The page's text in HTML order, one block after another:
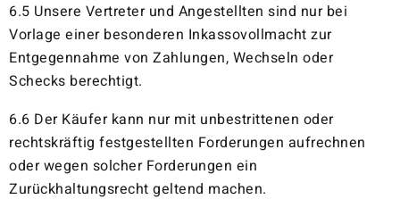
6.5 Unsere Vertreter und Angestellten sind nur bei
Vorlage einer besonderen Inkassovollmacht zur
Entgegennahme von Zahlungen, Wechseln oder
Schecks berechtigt.
6.6 Der Käufer kann nur mit unbestrittenen oder
rechtskräftig festgestellten Forderungen aufrechnen
oder wegen solcher Forderungen ein
Zurückhaltungsrecht geltend machen.